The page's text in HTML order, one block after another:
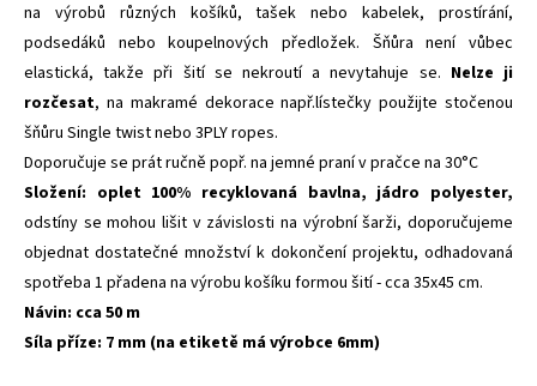
na výrobů různých košíků, tašek nebo kabelek, prostírání,
podsedáků nebo koupelnových předložek. Šňůra není vůbec
elastická, takže při šití se nekroutí a nevytahuje se. Nelze ji
rozčesat, na makramé dekorace např.lístečky použijte stočenou
šňůru Single twist nebo 3PLY ropes.
Doporučuje se prát ručně popř. na jemné praní v pračce na 30°C
Složení: oplet 100% recyklovaná bavlna, jádro polyester,
odstíny se mohou lišit v závislosti na výrobní šarži, doporučujeme
objednat dostatečné množství k dokončení projektu, odhadovaná
spotřeba 1 přadena na výrobu košíku formou šití - cca 35x45 cm.
Návin: cca 50 m
Síla příze: 7 mm (na etiketě má výrobce 6mm)